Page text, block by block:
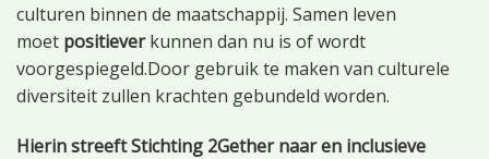
culturen binnen de maatschappij. Samen leven
moet positieverkunnen dan nu is of wordt
voorgespiegeld.Door gebruik te maken van culturele
diversiteit zullen krachten gebundeld worden.
Hierin streeft Stichting 2Gether naar en inclusieve